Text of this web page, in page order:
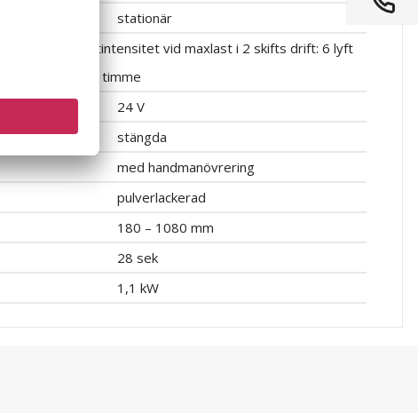
stationär
Lyftintensitet vid maxlast i 2 skifts drift: 6 lyft
per timme
24 V
stängda
med handmanövrering
pulverlackerad
180 – 1080 mm
28 sek
1,1 kW